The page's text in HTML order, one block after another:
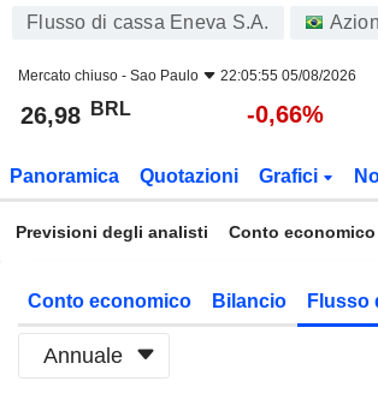
Flusso di cassa Eneva S.A.
Mercato chiuso - Sao Paulo 22:05:55 05/08/2026
26,98 BRL -0,66%
Panoramica Quotazioni Grafici
Previsioni degli analisti Conto economico
Conto economico Bilancio Flusso
Annuale